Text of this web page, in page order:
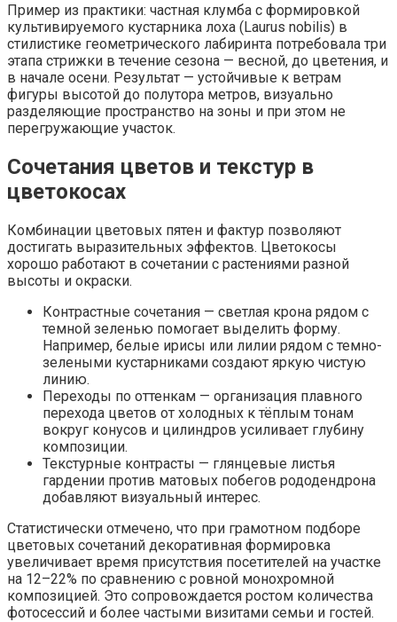
Пример из практики: частная клумба с формировкой
культивируемого кустарника лоха (Laurus nobilis) в
стилистике геометрического лабиринта потребовала три
этапа стрижки в течение сезона — весной, до цветения, и
в начале осени. Результат — устойчивые к ветрам
фигуры высотой до полутора метров, визуально
разделяющие пространство на зоны и при этом не
перегружающие участок.
Сочетания цветов и текстур в
цветокосах
Комбинации цветовых пятен и фактур позволяют
достигать выразительных эффектов. Цветокосы
хорошо работают в сочетании с растениями разной
высоты и окраски.
Контрастные сочетания — светлая крона рядом с
темной зеленью помогает выделить форму.
Например, белые ирисы или лилии рядом с темно-
зелеными кустарниками создают яркую чистую
линию.
Переходы по оттенкам — организация плавного
перехода цветов от холодных к тёплым тонам
вокруг конусов и цилиндров усиливает глубину
композиции.
Текстурные контрасты — глянцевые листья
гардении против матовых побегов рододендрона
добавляют визуальный интерес.
Статистически отмечено, что при грамотном подборе
цветовых сочетаний декоративная формировка
увеличивает время присутствия посетителей на участке
на 12–22% по сравнению с ровной монохромной
композицией. Это сопровождается ростом количества
фотосессий и более частыми визитами семьи и гостей.